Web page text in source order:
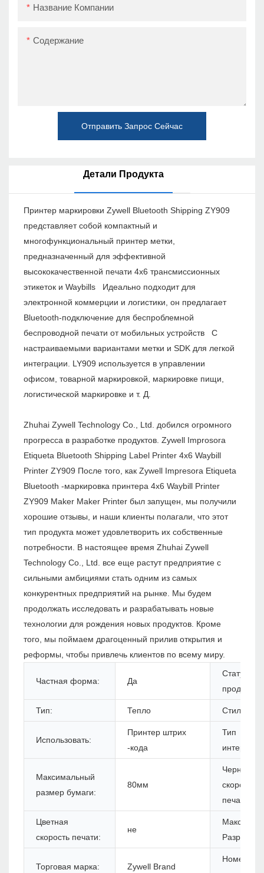
Название Компании
Содержание
Отправить Запрос Сейчас
Детали Продукта
Принтер маркировки Zywell Bluetooth Shipping ZY909
представляет собой компактный и
многофункциональный принтер метки,
предназначенный для эффективной
высококачественной печати 4x6 трансмиссионных
этикеток и Waybills Идеально подходит для
электронной коммерции и логистики, он предлагает
Bluetooth-подключение для беспроблемной
беспроводной печати от мобильных устройств С
настраиваемыми вариантами метки и SDK для легкой
интеграции. LY909 используется в управлении
офисом, товарной маркировкой, маркировке пищи,
логистической маркировке и т. Д.
Zhuhai Zywell Technology Co., Ltd. добился огромного
прогресса в разработке продуктов. Zywell Improsora
Etiqueta Bluetooth Shipping Label Printer 4x6 Waybill
Printer ZY909 После того, как Zywell Impresora Etiqueta
Bluetooth -маркировка принтера 4x6 Waybill Printer
ZY909 Maker Maker Printer был запущен, мы получили
хорошие отзывы, и наши клиенты полагали, что этот
тип продукта может удовлетворить их собственные
потребности. В настоящее время Zhuhai Zywell
Technology Co., Ltd. все еще растут предприятие с
сильными амбициями стать одним из самых
конкурентных предприятий на рынке. Мы будем
продолжать исследовать и разрабатывать новые
технологии для рождения новых продуктов. Кроме
того, мы поймаем драгоценный прилив открытия и
реформы, чтобы привлечь клиентов по всему миру.
Частная форма: Да
Статус
продуктов:
Тип: Тепло Стиль:
Использовать:
Принтер штрих
-кода
Тип
Максимальный
размер бумаги:
80мм
Черная
скорость
печати:
Цветная
скорость печати:
не
Максимум
Торговая марка: Zywell Brand
Номер